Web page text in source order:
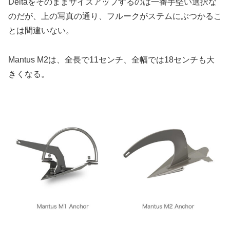
Deltaをそのままサイズアップするのは一番手堅い選択な
のだが、上の写真の通り、フルークがステムにぶつかるこ
とは間違いない。
Mantus M2は、全長で11センチ、全幅では18センチも大
きくなる。